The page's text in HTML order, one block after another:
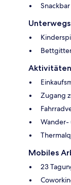
Snackbar
Aktivitäten
Zugang
Wander-
Mobiles
23